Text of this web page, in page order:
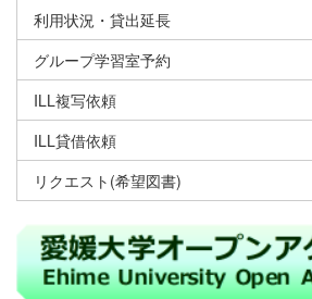
利用状況・貸出延長
グループ学習室予約
ILL複写依頼
ILL貸借依頼
リクエスト(希望図書)